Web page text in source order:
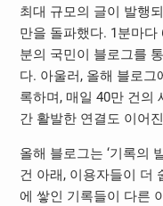
최대 규모의 글이 발행
만을 돌파했다. 1분마다
분의 국민이 블로그를
다. 아울러, 올해 블로그
록하며, 매일 40만 건의
간 활발한 연결도 이어
올해 블로그는 ‘기록의
건 아래, 이용자들이 더
에 쌓인 기록들이 다른